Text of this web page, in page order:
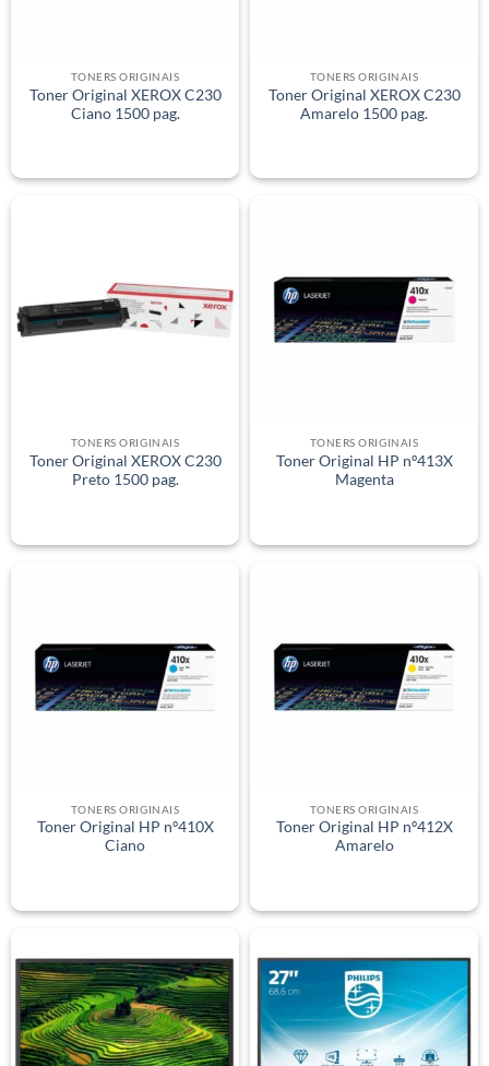
TONERS ORIGINAIS
Toner Original XEROX C230
Ciano 1500 pag.
TONERS ORIGINAIS
Toner Original XEROX C230
Amarelo 1500 pag.
TONERS ORIGINAIS
Toner Original XEROX C230
Preto 1500 pag.
TONERS ORIGINAIS
Toner Original HP nº413X
Magenta
TONERS ORIGINAIS
Toner Original HP nº410X
Ciano
TONERS ORIGINAIS
Toner Original HP nº412X
Amarelo